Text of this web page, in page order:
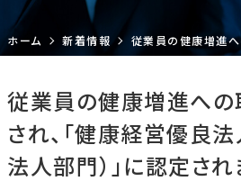
ホーム 新着情報 従業員の健康増進への取り組みが評価され、
従業員の健康増進への
され、「健康経営優良
法人部門）」に認定され